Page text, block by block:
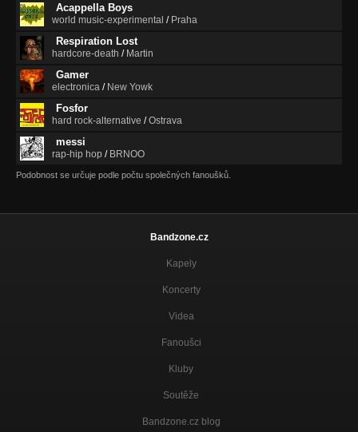
Acappella Boys
world music-experimental / Praha
Respiration Lost
hardcore-death / Martin
Gamer
electronica / New Yowk
Fosfor
hard rock-alternative /Ostrava
messi
rap-hip hop / BRNOO
Podobnost se určuje podle počtu společných fanoušků.
Bandzone.cz
Kapely
Koncerty
Videa
Fanoušci
Kluby
Soutěže
Bandzone.cz blog